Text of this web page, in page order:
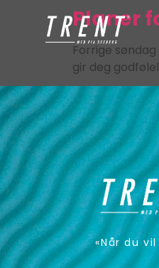
Planer
Forrige
gir deg
«Når du